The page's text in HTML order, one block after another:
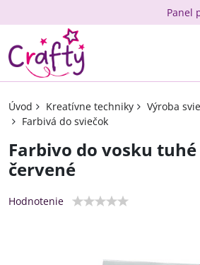
Panel
Úvod Kreatívne techniky
Výroba
Farbivá do sviečok
Farbivo do vosku tuhé
červené
Hodnotenie